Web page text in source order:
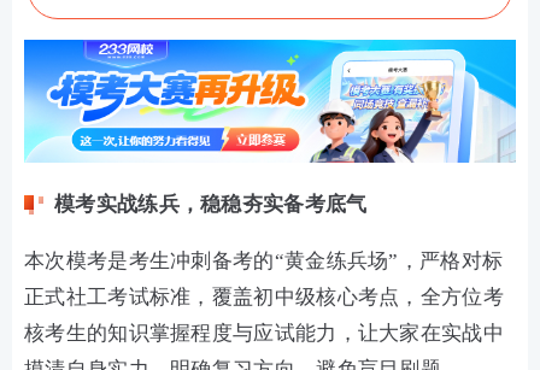
模考实战练兵，稳稳夯实备考底气
本次模考是考生冲刺备考的“黄金练兵场”，严格对标
正式社工考试标准，覆盖初中级核心考点，全方位考
核考生的知识掌握程度与应试能力，让大家在实战中